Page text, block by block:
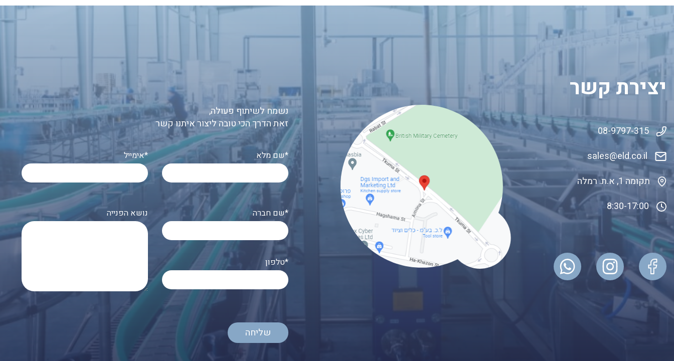
יצירת קשר
08-9797-315
sales@eld.co.il
תקומה 1, א.ת. רמלה
8:30-17:00
נשמח לשיתוף פעולה,
זאת הדרך הכי טובה ליצור איתנו קשר
אימייל* שם מלא*
נושא הפנייה שם חברה*
טלפון*